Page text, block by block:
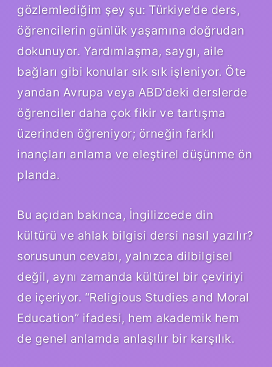
gözlemlediğim şey şu: Türkiye’de ders,
öğrencilerin günlük yaşamına doğrudan
dokunuyor. Yardımlaşma, saygı, aile
bağları gibi konular sık sık işleniyor. Öte
yandan Avrupa veya ABD’deki derslerde
öğrenciler daha çok fikir ve tartışma
üzerinden öğreniyor; örneğin farklı
inançları anlama ve eleştirel düşünme ön
planda.
Bu açıdan bakınca, İngilizcede din
kültürü ve ahlak bilgisi dersi nasıl yazılır?
sorusunun cevabı, yalnızca dilbilgisel
değil, aynı zamanda kültürel bir çeviriyi
de içeriyor. “Religious Studies and Moral
Education” ifadesi, hem akademik hem
de genel anlamda anlaşılır bir karşılık.